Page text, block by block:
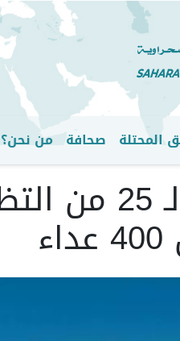
المحتلة صحافة من نحن؟
انطلاق